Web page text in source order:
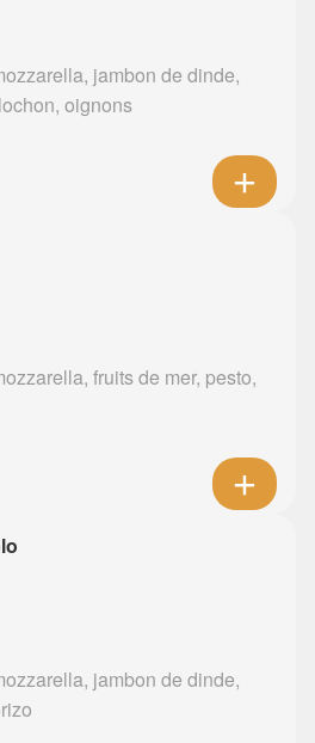
jambon de dinde,
oignons
fruits de mer, pesto,
jambon de dinde,